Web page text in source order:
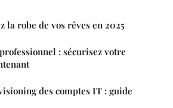
la robe de vos rêves en 2025
: sécurisez votre
des comptes IT : guide